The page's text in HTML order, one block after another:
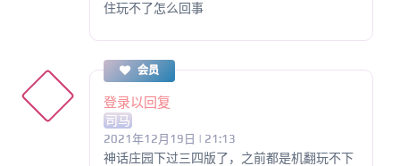
住玩不了怎么回事
会员
登录以回复
司马
2021年12月19日 | 21:13
神话庄园下过三四版了，之前都是机翻玩不下